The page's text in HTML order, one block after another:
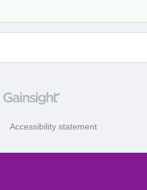
Accessibility statement